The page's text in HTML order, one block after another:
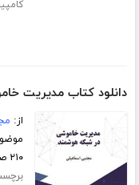
دانلود کتاب مدیریت
از:
۲۱۰ صفحه